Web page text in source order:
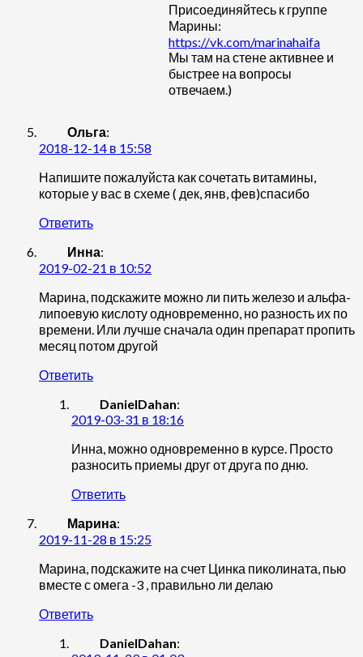
Присоединяйтесь к группе
Марины:
https://vk.com/marinahaifa
Мы там на стене активнее и
быстрее на вопросы
отвечаем.)
Ольга:
2018-12-14 в 15:58
Напишите пожалуйста как сочетать витамины,
которые у вас в схеме ( дек, янв, фев)спасибо
Ответить
Инна:
2019-02-21 в 10:52
Марина, подскажите можно ли пить железо и альфа-
липоевую кислоту одновременно, но разность их по
времени. Или лучше сначала один препарат пропить
месяц потом другой
Ответить
DanielDahan:
2019-03-31 в 18:16
Инна, можно одновременно в курсе. Просто
разносить приемы друг от друга по дню.
Ответить
Марина:
2019-11-28 в 15:25
Марина, подскажите на счет Цинка пиколината, пью
вместе с омега -3 , правильно ли делаю
Ответить
DanielDahan: